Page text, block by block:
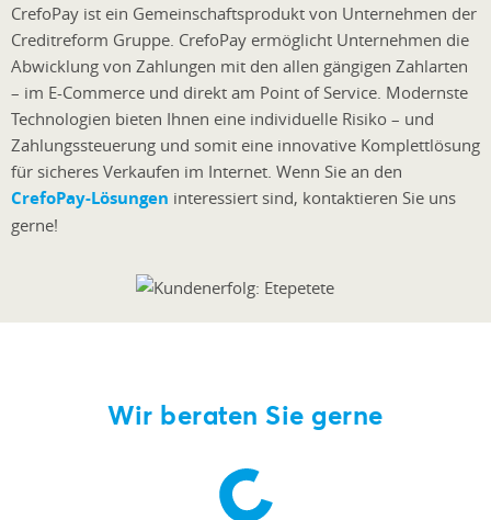
CrefoPay ist ein Gemeinschaftsprodukt von Unternehmen der
Creditreform Gruppe. CrefoPay ermöglicht Unternehmen die
Abwicklung von Zahlungen mit den allen gängigen Zahlarten
– im E-Commerce und direkt am Point of Service. Modernste
Technologien bieten Ihnen eine individuelle Risiko – und
Zahlungssteuerung und somit eine innovative Komplettlösung
für sicheres Verkaufen im Internet. Wenn Sie an den
CrefoPay-Lösungen interessiert sind, kontaktieren Sie uns
gerne!
Wir beraten Sie gerne